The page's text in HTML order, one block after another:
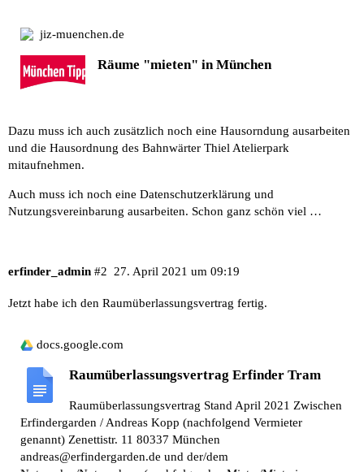
jiz-muenchen.de
Räume "mieten" in München
Dazu muss ich auch zusätzlich noch eine Hausorndung ausarbeiten
und die Hausordnung des Bahnwärter Thiel Atelierpark
mitaufnehmen.
Auch muss ich noch eine Datenschutzerklärung und
Nutzungsvereinbarung ausarbeiten. Schon ganz schön viel …
erfinder_admin 27. April 2021 um 09:19
#2
Jetzt habe ich den Raumüberlassungsvertrag fertig.
docs.google.com
Raumüberlassungsvertrag Erfinder Tram
Raumüberlassungsvertrag Stand April 2021 Zwischen
Erfindergarden / Andreas Kopp (nachfolgend Vermieter
genannt) Zenettistr. 11 80337 München
andreas@erfindergarden.de und der/dem